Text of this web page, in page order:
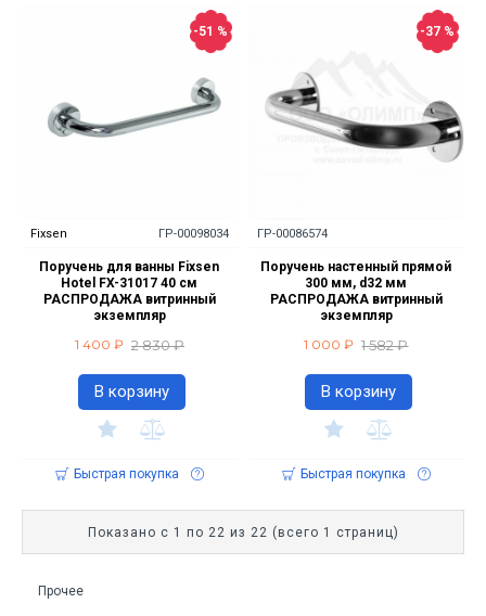
Прочее
-51 %
Fixsen ГР-00098034
Поручень для ванны Fixsen
Hotel FX-31017 40 см
РАСПРОДАЖА витринный
экземпляр
1 400 ₽ 2 830 ₽
В корзину
Быстрая покупка
-37 %
ГР-00086574
Поручень настенный прямой
300 мм, d32 мм
РАСПРОДАЖА витринный
экземпляр
1 000 ₽ 1 582 ₽
В корзину
Быстрая покупка
Показано с 1 по 22 из 22 (всего 1 страниц)